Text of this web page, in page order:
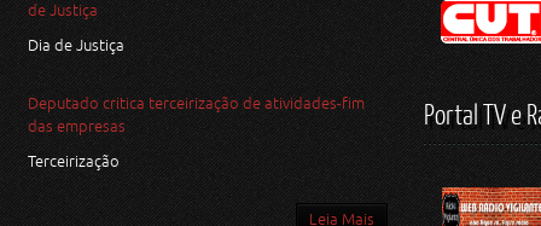
de Justiça
Dia de Justiça
Deputado critica terceirização de atividades-fim
das empresas
Terceirização
Leia Mais
Portal TV e